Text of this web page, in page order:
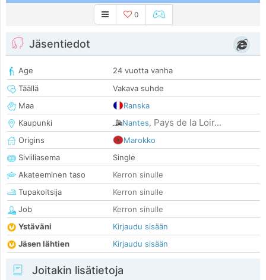
0
Jäsentiedot
Age
24 vuotta vanha
Täällä
Vakava suhde
Maa
Ranska
Kaupunki
Nantes, Pays de la Loir...
Origins
Marokko
Siviiliasema
Single
Akateeminen taso
Kerron sinulle
Tupakoitsija
Kerron sinulle
Job
Kerron sinulle
Ystäväni
Kirjaudu sisään
Jäsen lähtien
Kirjaudu sisään
Joitakin lisätietoja